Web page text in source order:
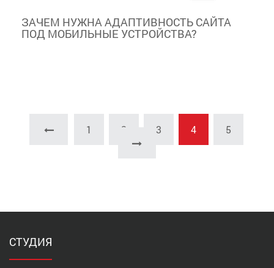
ЗАЧЕМ НУЖНА АДАПТИВНОСТЬ САЙТА
ПОД МОБИЛЬНЫЕ УСТРОЙСТВА?
1 2 3 4 5
СТУДИЯ